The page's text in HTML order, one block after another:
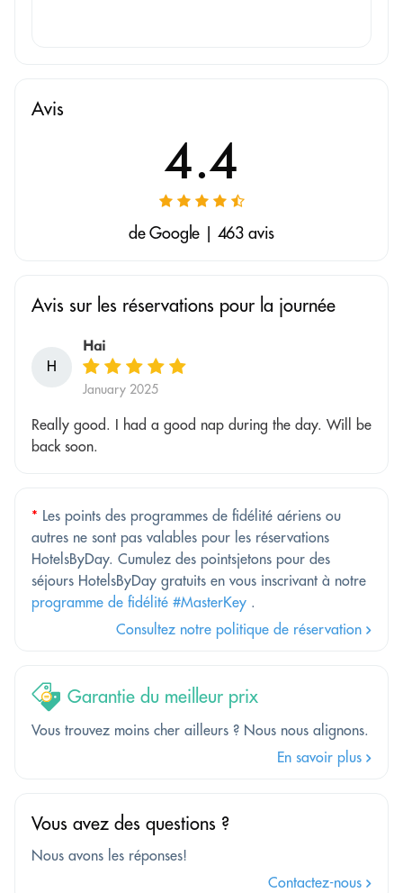
Avis
4.4
de Google | 463 avis
Avis sur les réservations pour la journée
H
Hai
January 2025
Really good. I had a good nap during the day. Will be
back soon.
* Les points des programmes de fidélité aériens ou
autres ne sont pas valables pour les réservations
HotelsByDay. Cumulez des pointsjetons pour des
séjours HotelsByDay gratuits en vous inscrivant à notre
programme de fidélité #MasterKey .
Consultez notre politique de réservation
Garantie du meilleur prix
Vous trouvez moins cher ailleurs ? Nous nous alignons.
En savoir plus
Vous avez des questions ?
Nous avons les réponses!
Contactez-nous